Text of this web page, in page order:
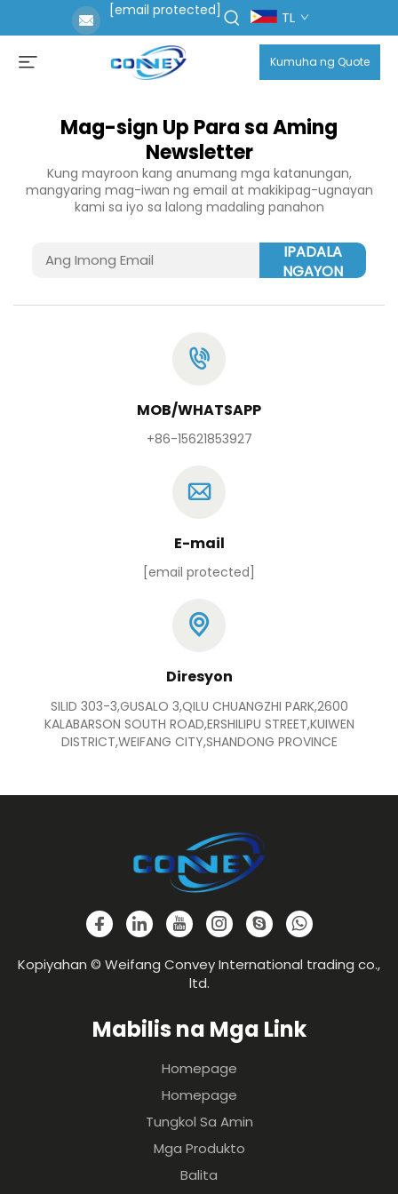
[email protected] TL
Kumuha ng Quote
Mag-sign Up Para sa Aming
Newsletter
Kung mayroon kang anumang mga katanungan,
mangyaring mag-iwan ng email at makikipag-ugnayan
kami sa iyo sa lalong madaling panahon
IPADALA
NGAYON
MOB/WHATSAPP
+86-15621853927
E-mail
[email protected]
Diresyon
SILID 303-3,GUSALO 3,QILU CHUANGZHI PARK,2600
KALABARSON SOUTH ROAD,ERSHILIPU STREET,KUIWEN
DISTRICT,WEIFANG CITY,SHANDONG PROVINCE
Kopiyahan © Weifang Convey International trading co.,
ltd.
Mabilis na Mga Link
Homepage
Homepage
Tungkol Sa Amin
Mga Produkto
Balita